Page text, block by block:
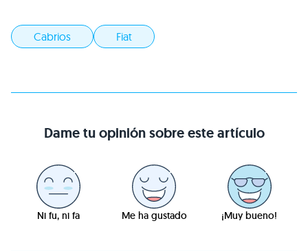
Cabrios Fiat
Dame tu opinión sobre este artículo
Ni fu, ni fa Me ha gustado ¡Muy bueno!